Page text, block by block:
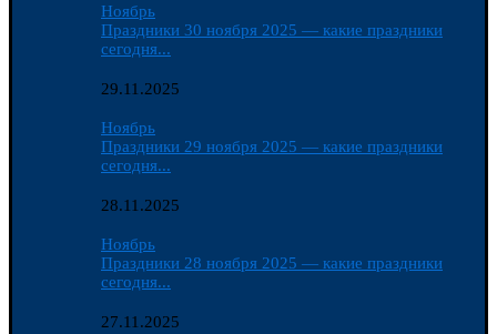
Ноябрь
Праздники 30 ноября 2025 — какие праздники
сегодня...
29.11.2025
Ноябрь
Праздники 29 ноября 2025 — какие праздники
сегодня...
28.11.2025
Ноябрь
Праздники 28 ноября 2025 — какие праздники
сегодня...
27.11.2025